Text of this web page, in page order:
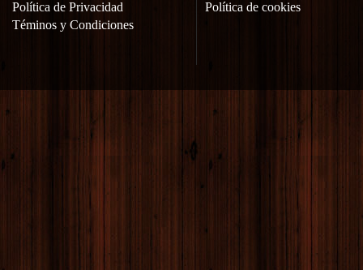
Política de Privacidad
Téminos y Condiciones
Política de cookies